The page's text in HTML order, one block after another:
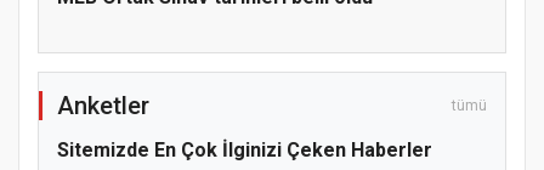
Anketler tümü
Sitemizde En Çok İlginizi Çeken Haberler